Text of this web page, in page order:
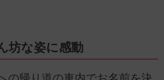
坊な姿に感動